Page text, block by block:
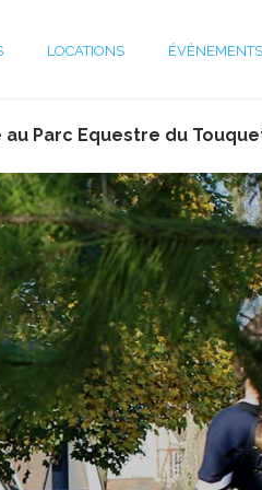
LOCATIONS ÉVÈNEMENTS
Parc Equestre du